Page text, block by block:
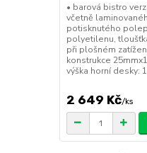
• barová bistro
včetně
potisknutého
polyetilenu,
při plošném
konstrukce
výška horní desky:
2 649 Kč/ks